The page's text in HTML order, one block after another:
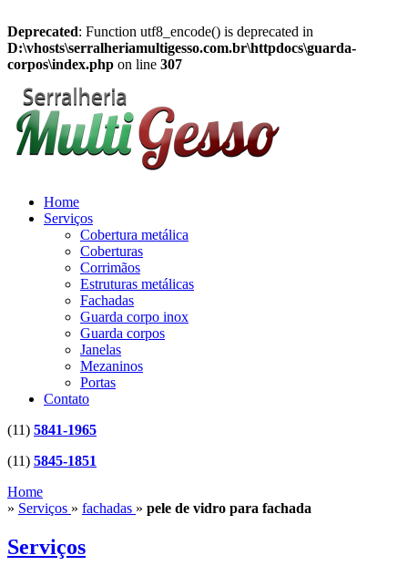
Deprecated: Function utf8_encode() is deprecated in
D:\vhosts\serralheriamultigesso.com.br\httpdocs\guarda-
corpos\index.php on line 307
Home
Serviços
Cobertura metálica
Coberturas
Corrimãos
Estruturas metálicas
Fachadas
Guarda corpo inox
Guarda corpos
Janelas
Mezaninos
Portas
Contato
(11) 5841-1965
(11) 5845-1851
Home
» Serviços » fachadas » pele de vidro para fachada
Serviços